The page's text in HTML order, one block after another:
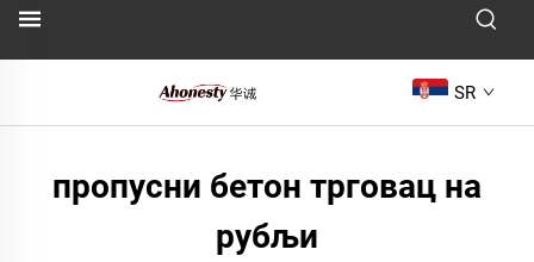
SR
пропусни бетон трговац на
рубљи